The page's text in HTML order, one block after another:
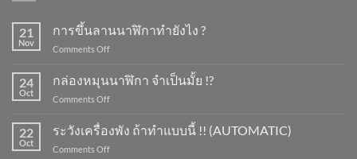
21
Nov
การขึ้นลานนาฬิกาทำยังไง ?
Comments Offon
ลาน
นาฬิกา
ยัง
24
Oct
กล่องหมุนนาฬิกา จำเป็นมั้ย !?
Comments Offon
หมุน
นาฬิกา
จำเป็น
22
Oct
ระวังเครื่องพัง ถ้าทำแบบนี้ !! (AUTOMATIC)
Comments Offon